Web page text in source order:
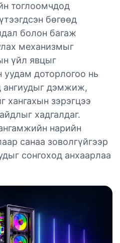
тоглоомчдод
бөгөөд
болон багаж
механизмыг
үйл явцыг
уудам доторлогоо нь
ангиудыг дэмжиж,
хангахын зэрэгцээ
хадгалдаг.
нарийн
санаа зоволгүйгээр
сонгоход анхаарлаа